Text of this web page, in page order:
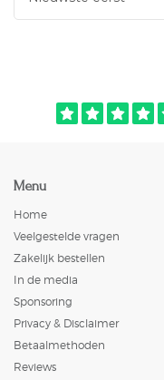
Menu
Home
Veelgestelde vragen
Zakelijk bestellen
In de media
Sponsoring
Privacy & Disclaimer
Betaalmethoden
Reviews